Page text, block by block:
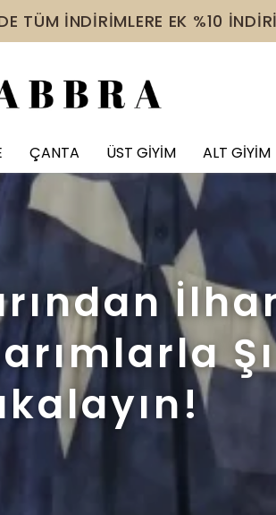
ÖZEL SEPETTE %5 İNDİRİM
ÇANTA ÜST GİYİM ALT GİYİM